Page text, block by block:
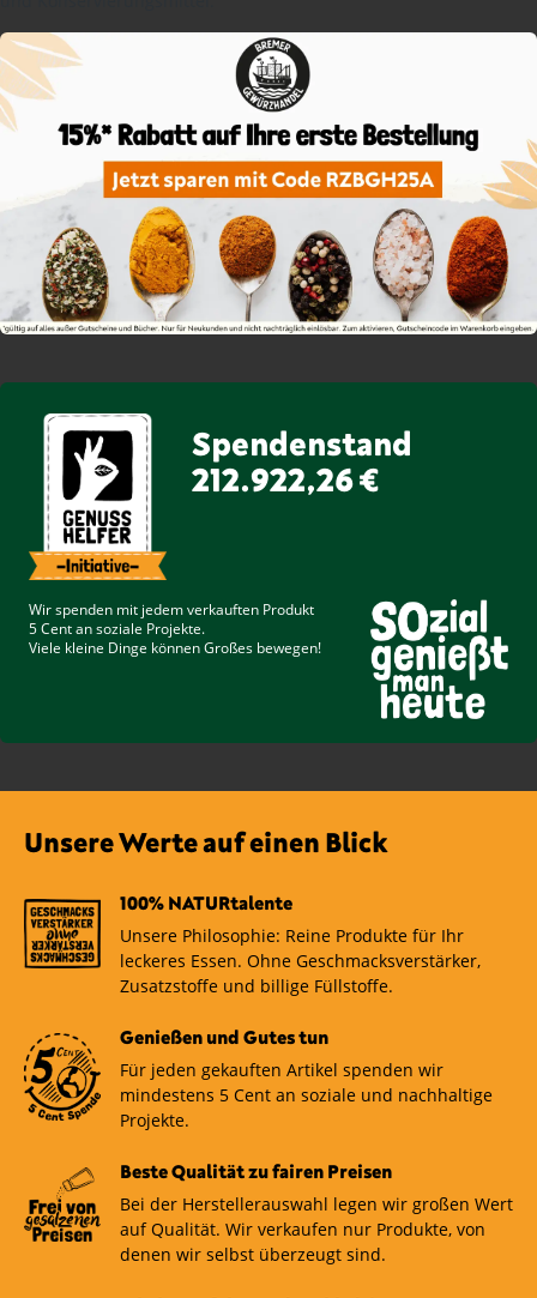
Spendenstand
212.922,26 €
Wir spenden mit jedem verkauften Produkt
5 Centan soziale Projekte.
Viele kleine Dinge können Großes bewegen!
Unsere Werte auf einen Blick
100% NATURtalente
Unsere Philosophie: Reine Produkte für Ihr
leckeres Essen. Ohne Geschmacksverstärker,
Zusatzstoffe und billige Füllstoffe.
Genießen und Gutes tun
Für jeden gekauften Artikel spenden wir
mindestens 5 Cent an soziale und nachhaltige
Projekte.
Beste Qualität zu fairen Preisen
Bei der Herstellerauswahl legen wir großen Wert
auf Qualität. Wir verkaufen nur Produkte, von
denen wir selbst überzeugt sind.